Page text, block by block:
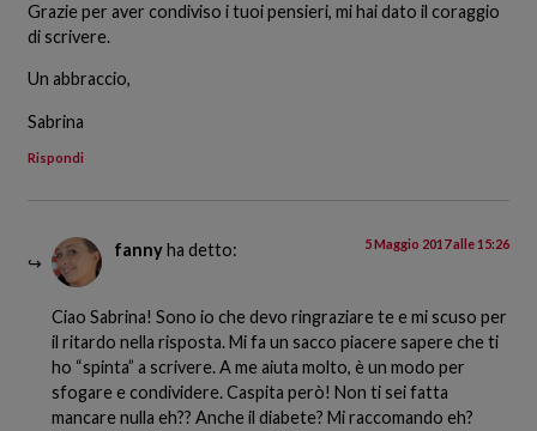
Grazie per aver condiviso i tuoi pensieri, mi hai dato il coraggio
di scrivere.
Un abbraccio,
Sabrina
Rispondi
fanny ha detto: 5 Maggio 2017 alle 15:26
Ciao Sabrina! Sono io che devo ringraziare te e mi scuso per
il ritardo nella risposta. Mi fa un sacco piacere sapere che ti
ho “spinta” a scrivere. A me aiuta molto, è un modo per
sfogare e condividere. Caspita però! Non ti sei fatta
mancare nulla eh?? Anche il diabete? Mi raccomando eh?